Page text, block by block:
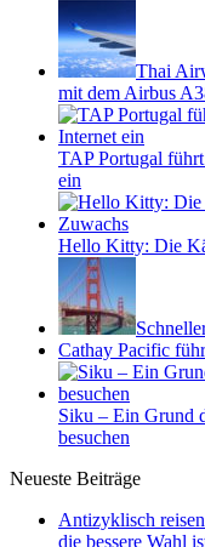
Thai
mit dem Airbus
TAP Portugal
ein
Hello Kitty: Die
Cathay Pacific
Siku – Ein Grund
besuchen
Neueste Beiträge
Antizyklisch
die bessere Wahl